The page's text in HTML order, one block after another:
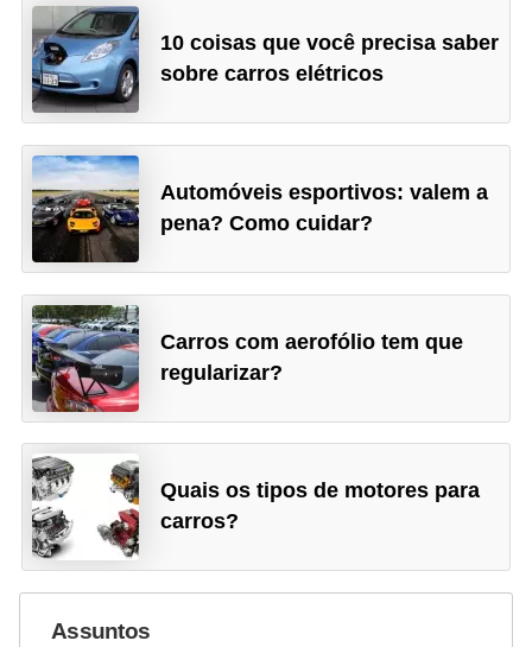
10 coisas que você precisa saber
sobre carros elétricos
Automóveis esportivos: valem a
pena? Como cuidar?
Carros com aerofólio tem que
regularizar?
Quais os tipos de motores para
carros?
Assuntos